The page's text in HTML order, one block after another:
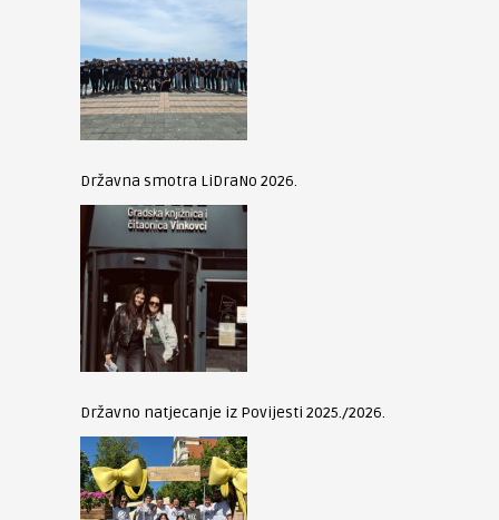
Državna smotra LiDraNo 2026.
Državno natjecanje iz Povijesti 2025./2026.